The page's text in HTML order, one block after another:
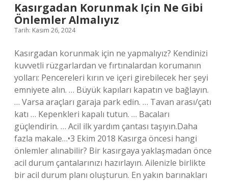
Kasırgadan Korunmak Için Ne Gibi
Önlemler Almalıyız
Tarih: Kasım 26, 2024
Kasırgadan korunmak için ne yapmalıyız? Kendinizi
kuvvetli rüzgarlardan ve fırtınalardan korumanın
yolları: Pencereleri kırın ve içeri girebilecek her şeyi
emniyete alın. … Büyük kapıları kapatın ve bağlayın.
… Varsa araçları garaja park edin. … Tavan arası/çatı
katı … Kepenkleri kapalı tutun. … Bacaları
güçlendirin. … Acil ilk yardım çantası taşıyın.Daha
fazla makale…•3 Ekim 2018 Kasırga öncesi hangi
önlemler alınabilir? Bir kasırgaya yaklaşmadan önce
acil durum çantalarınızı hazırlayın. Ailenizle birlikte
bir acil durum planı oluşturun. En yakın barınakları